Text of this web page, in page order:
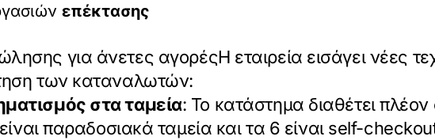
επέκτασης
για άνετες αγορέςΗ εταιρεία εισάγει νέες
των καταναλωτών:
στα ταμεία: Το κατάστημα διαθέτει
παραδοσιακά ταμεία και τα 6 είναι self-